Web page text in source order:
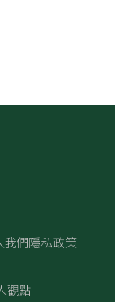
我們隱私政策
觀點